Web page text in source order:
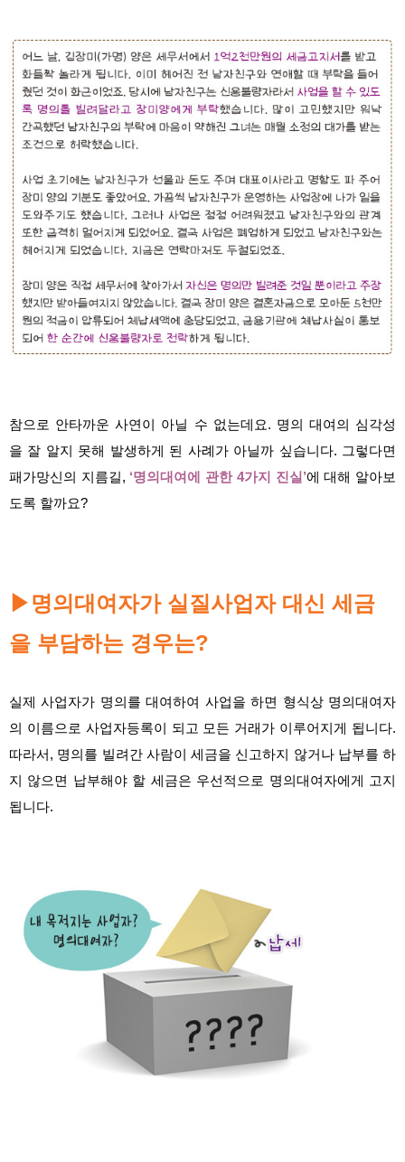
참으로 안타까운 사연이 아닐 수 없는데요. 명의 대여의 심각성
을 잘 알지 못해 발생하게 된 사례가 아닐까 싶습니다. 그렇다면
패가망신의 지름길, ‘명의대여에 관한 4가지 진실’에 대해 알아보
도록 할까요?
▶명의대여자가 실질사업자 대신 세금
을 부담하는 경우는?
실제 사업자가 명의를 대여하여 사업을 하면 형식상 명의대여자
의 이름으로 사업자등록이 되고 모든 거래가 이루어지게 됩니다.
따라서, 명의를 빌려간 사람이 세금을 신고하지 않거나 납부를 하
지 않으면 납부해야 할 세금은 우선적으로 명의대여자에게 고지
됩니다.